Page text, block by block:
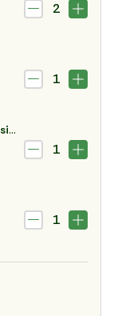
2
1
L'Oignon blanc "Printanier parisien"
1
1